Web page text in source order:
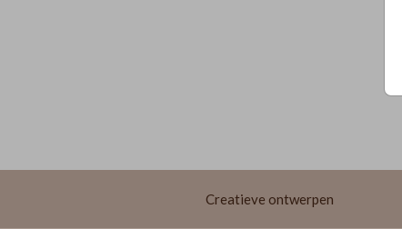
Creatieve ontwerpen